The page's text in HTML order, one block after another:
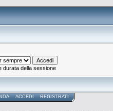
durata della sessione
ACCEDI REGISTRATI